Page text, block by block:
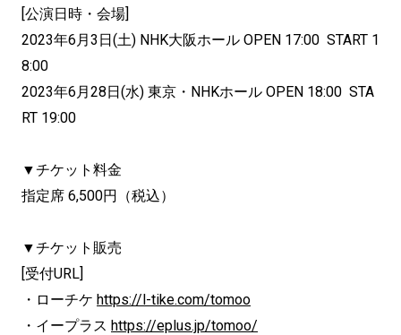
[公演日時・会場]
2023年6月3日(土) NHK大阪ホール OPEN 17:00 START 1
8:00
2023年6月28日(水) 東京・NHKホール OPEN 18:00 STA
RT 19:00
▼チケット料金
指定席 6,500円（税込）
▼チケット販売
[受付URL]
・ローチケ https://l-tike.com/tomoo
・イープラス https://eplus.jp/tomoo/